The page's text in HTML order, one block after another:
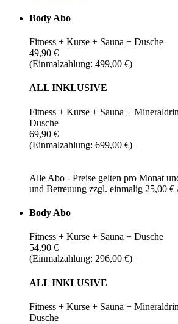
Body Abo
Fitness + Kurse + Sauna + Dusche
49,90 €
(Einmalzahlung: 499,00 €)
ALL INKLUSIVE
Fitness + Kurse + Sauna +
Dusche
69,90 €
(Einmalzahlung: 699,00 €)
Alle Abo - Preise gelten pro Monat
und Betreuung zzgl. einmalig 25,00 €
Body Abo
Fitness + Kurse + Sauna + Dusche
54,90 €
(Einmalzahlung: 296,00 €)
ALL INKLUSIVE
Fitness + Kurse + Sauna +
Dusche